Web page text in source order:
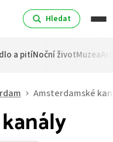
Hledat
a pitíNoční životMuzea
Amsterdamské